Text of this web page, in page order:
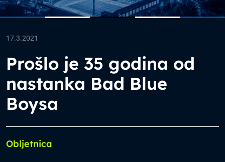
17.3.2021
Prošlo je 35 godina od
nastanka Bad Blue
Boysa
Obljetnica